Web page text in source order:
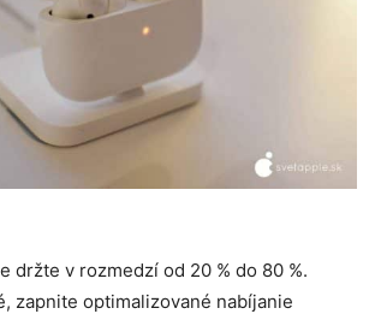
držte v rozmedzí od 20 % do 80 %.
zapnite optimalizované nabíjanie